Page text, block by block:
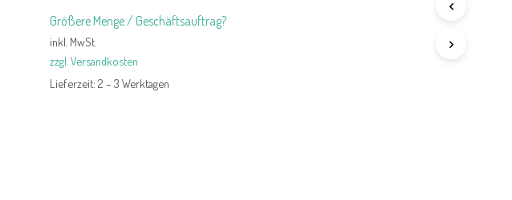
Größere Menge / Geschäftsauftrag?
inkl. MwSt.
zzgl. Versandkosten
Lieferzeit:2 – 3 Werktagen